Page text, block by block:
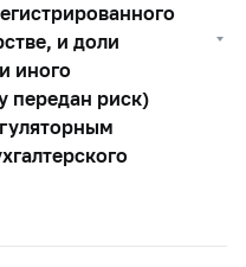
и доли
иного
передан риск)